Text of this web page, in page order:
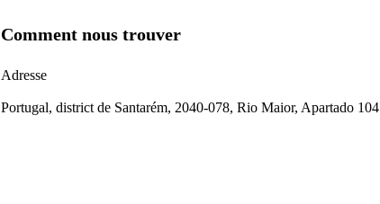
Comment nous trouver
Adresse
Portugal, district de Santarém, 2040-078, Rio Maior, Apartado 104